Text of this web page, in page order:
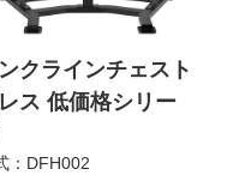
クラインチェスト
ス 低価格シリー
：DFH002